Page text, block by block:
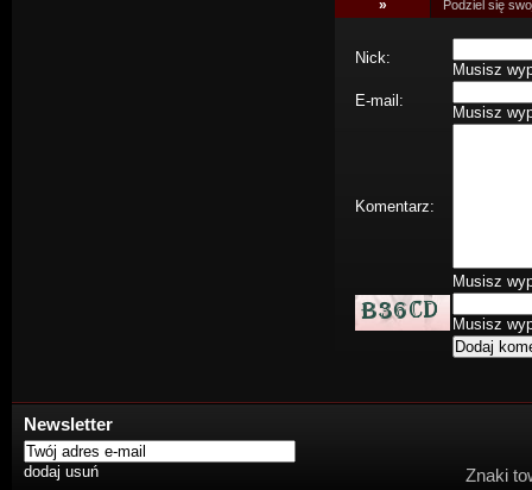
» Podziel się
Nick:
Musisz
E-mail:
Musisz
Komentarz:
Musisz
Musisz
Newsletter
Znaki